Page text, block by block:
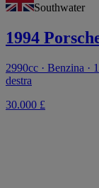
Southwater
1994
2990cc · Benzina ·
destra
30.000 £